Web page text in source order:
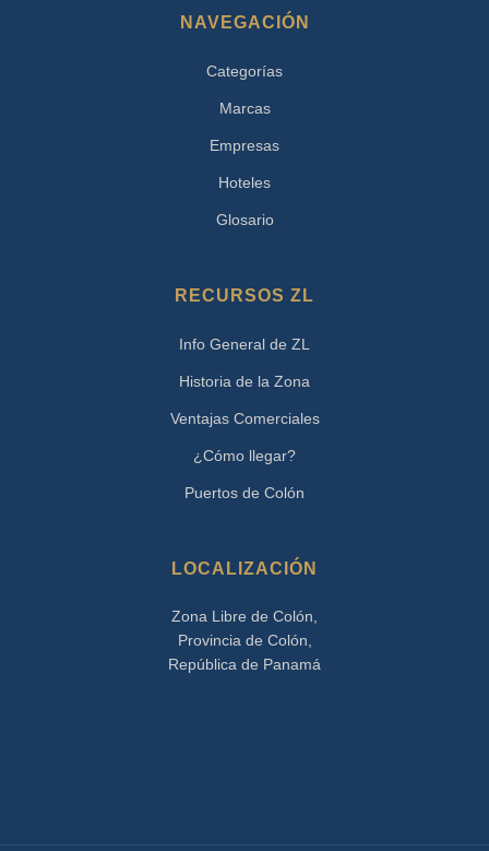
NAVEGACIÓN
Categorías
Marcas
Empresas
Hoteles
Glosario
RECURSOS ZL
Info General de ZL
Historia de la Zona
Ventajas Comerciales
¿Cómo llegar?
Puertos de Colón
LOCALIZACIÓN
Zona Libre de Colón,
Provincia de Colón,
República de Panamá